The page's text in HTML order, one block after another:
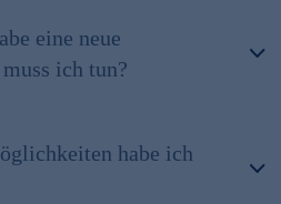
auch ganz bequem im günstigen
Lieferzyklus. Wenden Sie
gebührenfreie Bestell-Hotline
eine neue
ich tun?
habe ich